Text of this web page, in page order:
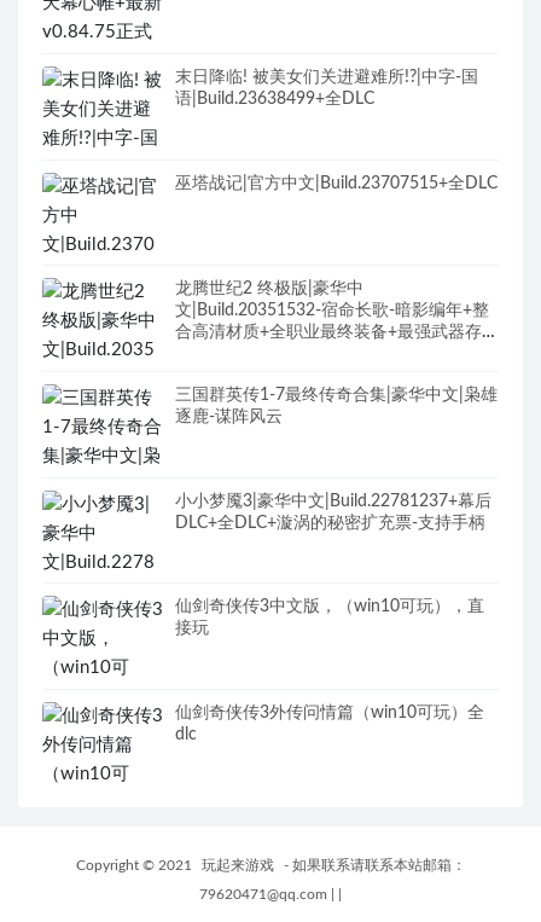
末日降临! 被美女们关进避难所!?|中字-国
语|Build.23638499+全DLC
巫塔战记|官方中文|Build.23707515+全DLC
龙腾世纪2 终极版|豪华中
文|Build.20351532-宿命长歌-暗影编年+整
合高清材质+全职业最终装备+最强武器存档
三国群英传1-7最终传奇合集|豪华中文|枭雄
逐鹿-谋阵风云
小小梦魇3|豪华中文|Build.22781237+幕后
DLC+全DLC+漩涡的秘密扩充票-支持手柄
仙剑奇侠传3中文版，（win10可玩），直
接玩
仙剑奇侠传3外传问情篇（win10可玩）全
dlc
Copyright © 2021 玩起来游戏
- 如果联系请联系本站邮箱：
79620471@qq.com